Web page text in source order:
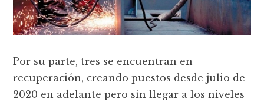
Por su parte, tres se encuentran en
recuperación, creando puestos desde julio de
2020 en adelante pero sin llegar a los niveles